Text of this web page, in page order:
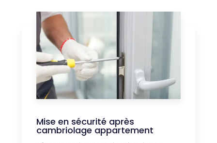
Mise en sécurité après
cambriolage appartement